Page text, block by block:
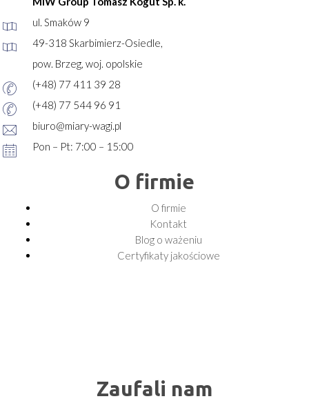
ul. Smaków 9
49-318 Skarbimierz-Osiedle,
pow. Brzeg, woj. opolskie
(+48) 77 411 39 28
(+48) 77 544 96 91
biuro@miary-wagi.pl
Pon – Pt: 7:00 – 15:00
O firmie
O firmie
Kontakt
Blog o ważeniu
Certyfikaty jakościowe
Zaufali nam